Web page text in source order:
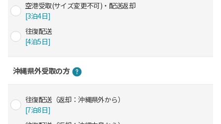
空港受取(サイズ変更不可)・配送返却
[3泊4日]
往復配送
[4泊5日]
沖縄県外受取の方
往復配送（返却：沖縄県外から）
[7泊8日]